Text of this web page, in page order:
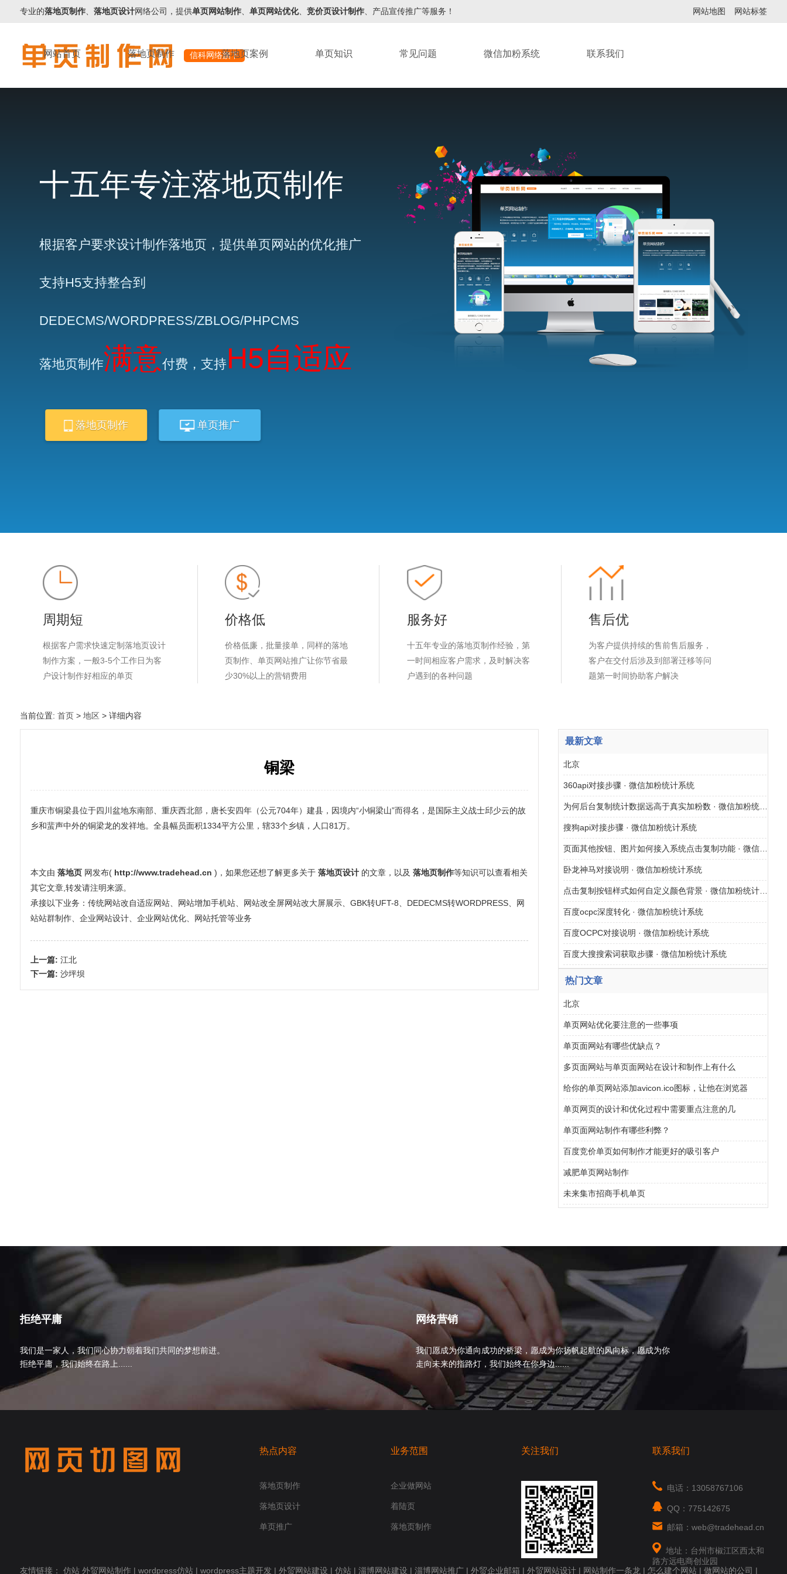
专业的落地页制作、 落地页设计网络公司，提供单页网站制作、 单页网站优化、 竞价页设计制作、产品宣传推广等服务！ 网站地图 网站标签
信科网络旗下
网站首页 落地页制作 落地页案例 单页知识 常见问题 微信加粉系统 联系我们
十五年专注落地页制作
根据客户要求设计制作落地页，提供单页网站的优化推广
支持H5支持整合到
DEDECMS/WORDPRESS/ZBLOG/PHPCMS
落地页制作满意付费，支持H5自适应
落地页制作 单页推广
周期短
根据客户需求快速定制落地页设计
制作方案，一般3-5个工作日为客
户设计制作好相应的单页
价格低
价格低廉，批量接单，同样的落地
页制作、单页网站推广让你节省最
少30%以上的营销费用
服务好
十五年专业的落地页制作经验，第
一时间相应客户需求，及时解决客
户遇到的各种问题
售后优
为客户提供持续的售前售后服务，
客户在交付后涉及到部署迁移等问
题第一时间协助客户解决
当前位置: 首页> 地区> 详细内容
铜梁
重庆市铜梁县位于四川盆地东南部、重庆西北部，唐长安四年（公元704年）建县，因境内“小铜梁山”而得名，是国际主义战士邱少云的故
乡和蜚声中外的铜梁龙的发祥地。全县幅员面积1334平方公里，辖33个乡镇，人口81万。
本文由 落地页 网发布( http://www.tradehead.cn )，如果您还想了解更多关于落地页设计 的文章，以及落地页制作等知识可以查看相关
其它文章,转发请注明来源。
承接以下业务：传统网站改自适应网站、网站增加手机站、网站改全屏网站改大屏展示、GBK转UFT-8、DEDECMS转WORDPRESS、网
站站群制作、企业网站设计、企业网站优化、网站托管等业务
上一篇:江北
下一篇:沙坪坝
最新文章
北京
360api对接步骤 · 微信加粉统计系统
为何后台复制统计数据远高于真实加粉数 · 微信加粉统计系统
搜狗api对接步骤 · 微信加粉统计系统
页面其他按钮、图片如何接入系统点击复制功能 · 微信加粉统计系统
卧龙神马对接说明 · 微信加粉统计系统
点击复制按钮样式如何自定义颜色背景 · 微信加粉统计系统
百度ocpc深度转化 · 微信加粉统计系统
百度OCPC对接说明 · 微信加粉统计系统
百度大搜搜索词获取步骤 · 微信加粉统计系统
热门文章
北京
单页网站优化要注意的一些事项
单页面网站有哪些优缺点？
多页面网站与单页面网站在设计和制作上有什么
给你的单页网站添加avicon.ico图标，让他在浏览器
单页网页的设计和优化过程中需要重点注意的几
单页面网站制作有哪些利弊？
百度竞价单页如何制作才能更好的吸引客户
减肥单页网站制作
未来集市招商手机单页
拒绝平庸
我们是一家人，我们同心协力朝着我们共同的梦想前进。
拒绝平庸，我们始终在路上......
网络营销
我们愿成为你通向成功的桥梁，愿成为你扬帆起航的风向标，愿成为你
走向未来的指路灯，我们始终在你身边......
热点内容
落地页制作
落地页设计
单页推广
业务范围
企业做网站
着陆页
落地页制作
关注我们 联系我们
电话：13058767106
QQ：775142675
邮箱：web@tradehead.cn
地址：台州市椒江区西太和
路方远电商创业园
友情链接： 仿站 外贸网站制作| wordpress仿站| wordpress主题开发| 外贸网站建设 | 仿站| 淄博网站建设 | 淄博网站推广| 外贸企业邮箱 | 外贸网站设计| 网站制作一条龙 | 怎么建个网站| 做网站的公司 |